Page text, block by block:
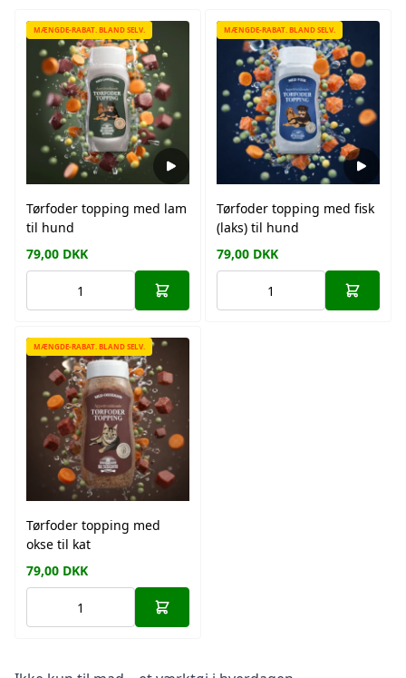
MÆNGDE-RABAT. BLAND SELV.
Tørfoder topping med lam
til hund
79,00 DKK
MÆNGDE-RABAT. BLAND SELV.
Tørfoder topping med fisk
(laks) til hund
79,00 DKK
MÆNGDE-RABAT. BLAND SELV.
Tørfoder topping med
okse til kat
79,00 DKK